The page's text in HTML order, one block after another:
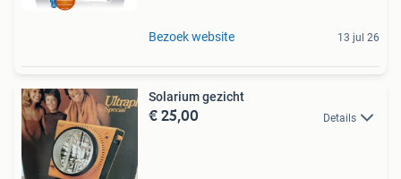
Bezoek website 13 jul 26
Solarium gezicht
€ 25,00 Details